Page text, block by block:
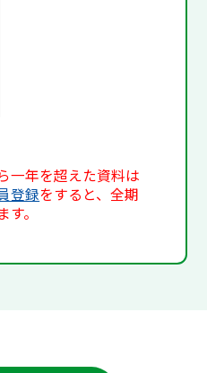
一年を超えた資料は
登録をすると、全期
。